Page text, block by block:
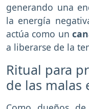
generando una
la energía
actúa como un
a liberarse de la
Ritual para
de las malas